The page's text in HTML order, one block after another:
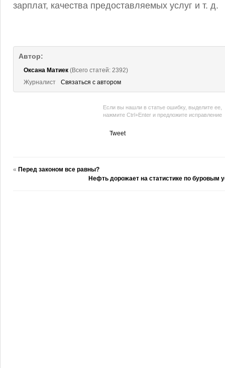
зарплат, качества предоставляемых услуг и т. д.
Автор:
Оксана Матиек (Всего статей: 2392)
Журналист
Связаться с автором
Если вы нашли в статье ошибку, выделите ее,
нажмите Ctrl+Enter и предложите исправление
Tweet
« Перед законом все равны?
Нефть дорожает на статистике по буровым